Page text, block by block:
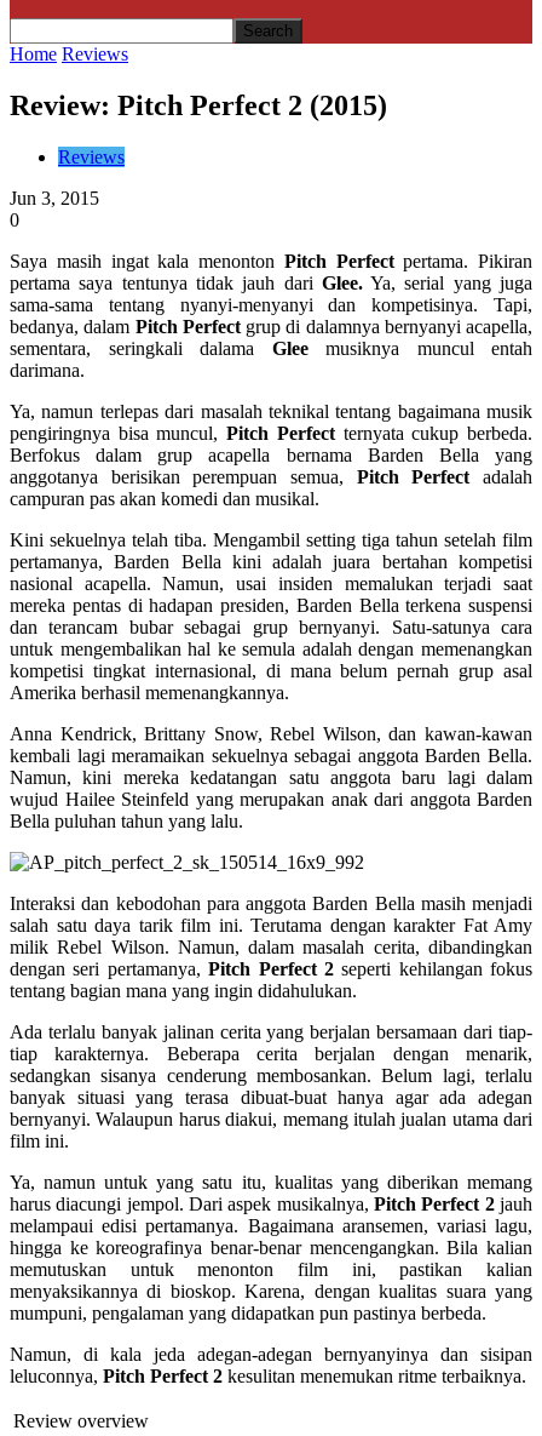
Home Reviews
Review: Pitch Perfect 2 (2015)
Reviews
Jun 3, 2015
0
Saya masih ingat kala menonton Pitch Perfectpertama. Pikiran
pertama saya tentunya tidak jauh dari Glee.Ya, serial yang juga
sama-sama tentang nyanyi-menyanyi dan kompetisinya. Tapi,
bedanya, dalam Pitch Perfectgrup di dalamnya bernyanyi acapella,
sementara, seringkali dalama Gleemusiknya muncul entah
darimana.
Ya, namun terlepas dari masalah teknikal tentang bagaimana musik
pengiringnya bisa muncul,Pitch Perfectternyata cukup berbeda.
Berfokus dalam grup acapella bernama Barden Bella yang
anggotanya berisikan perempuan semua, Pitch Perfect adalah
campuran pas akan komedi dan musikal.
Kini sekuelnya telah tiba. Mengambil setting tiga tahun setelah film
pertamanya, Barden Bella kini adalah juara bertahan kompetisi
nasional acapella. Namun, usai insiden memalukan terjadi saat
mereka pentas di hadapan presiden, Barden Bella terkena suspensi
dan terancam bubar sebagai grup bernyanyi. Satu-satunya cara
untuk mengembalikan hal ke semula adalah dengan memenangkan
kompetisi tingkat internasional, di mana belum pernah grup asal
Amerika berhasil memenangkannya.
Anna Kendrick, Brittany Snow, Rebel Wilson, dan kawan-kawan
kembali lagi meramaikan sekuelnya sebagai anggota Barden Bella.
Namun, kini mereka kedatangan satu anggota baru lagi dalam
wujud Hailee Steinfeld yang merupakan anak dari anggota Barden
Bella puluhan tahun yang lalu.
Interaksi dan kebodohan para anggota Barden Bella masih menjadi
salah satu daya tarik film ini. Terutama dengan karakter Fat Amy
milik Rebel Wilson. Namun, dalam masalah cerita, dibandingkan
dengan seri pertamanya,Pitch Perfect 2seperti kehilangan fokus
tentang bagian mana yang ingin didahulukan.
Ada terlalu banyak jalinan cerita yang berjalan bersamaan dari tiap-
tiap karakternya. Beberapa cerita berjalan dengan menarik,
sedangkan sisanya cenderung membosankan. Belum lagi, terlalu
banyak situasi yang terasa dibuat-buat hanya agar ada adegan
bernyanyi. Walaupun harus diakui, memang itulah jualan utama dari
film ini.
Ya, namun untuk yang satu itu, kualitas yang diberikan memang
harus diacungi jempol. Dari aspek musikalnya, Pitch Perfect 2jauh
melampaui edisi pertamanya. Bagaimana aransemen, variasi lagu,
hingga ke koreografinya benar-benar mencengangkan. Bila kalian
memutuskan untuk menonton film ini, pastikan kalian
menyaksikannya di bioskop. Karena, dengan kualitas suara yang
mumpuni, pengalaman yang didapatkan pun pastinya berbeda.
Namun, di kala jeda adegan-adegan bernyanyinya dan sisipan
leluconnya, Pitch Perfect 2 kesulitan menemukan ritme terbaiknya.
Review overview